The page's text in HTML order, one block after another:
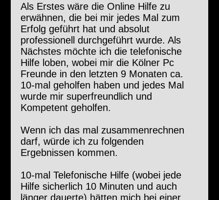
Als Erstes wäre die Online Hilfe zu
erwähnen, die bei mir jedes Mal zum
Erfolg geführt hat und absolut
professionell durchgeführt wurde. Als
Nächstes möchte ich die telefonische
Hilfe loben, wobei mir die Kölner Pc
Freunde in den letzten 9 Monaten ca.
10-mal geholfen haben und jedes Mal
wurde mir superfreundlich und
Kompetent geholfen.
Wenn ich das mal zusammenrechnen
darf, würde ich zu folgenden
Ergebnissen kommen.
10-mal Telefonische Hilfe (wobei jede
Hilfe sicherlich 10 Minuten und auch
länger dauerte) hätten mich bei einer